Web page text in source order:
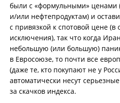
были с «формульными» ценами
и/или нефтепродуктам) и
с привязкой к спотовой цене (в
исключения), так что когда
небольшую (или большую)
в Евросоюзе, то почти все
(даже те, кто покупают не у
автоматически несут
за скачков индекса.